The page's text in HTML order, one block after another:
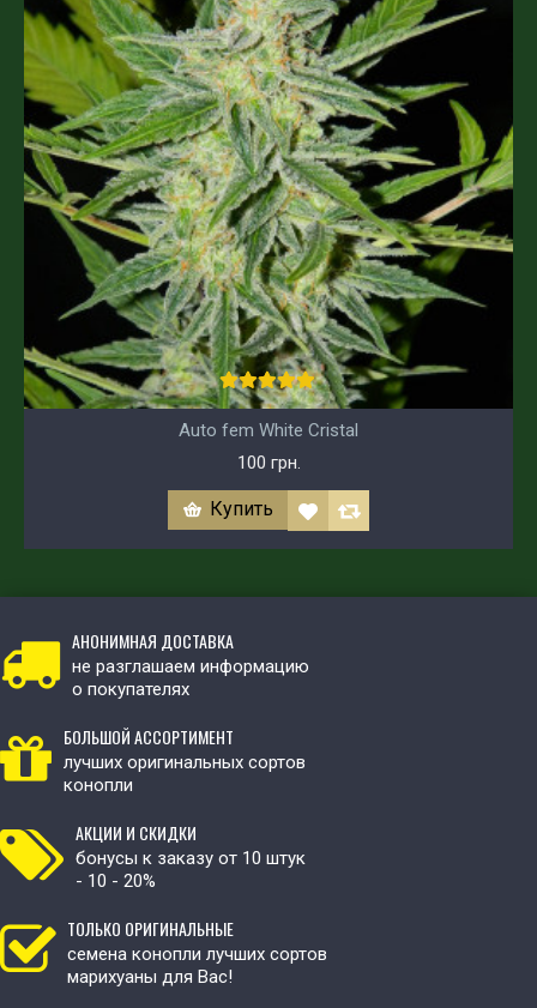
Auto fem White Cristal
100 грн.
Купить
АНОНИМНАЯ ДОСТАВКА
не разглашаем информацию
о покупателях
БОЛЬШОЙ АССОРТИМЕНТ
лучших оригинальных сортов
конопли
АКЦИИ И СКИДКИ
бонусы к заказу от 10 штук
- 10 - 20%
ТОЛЬКО ОРИГИНАЛЬНЫЕ
семена конопли лучших сортов
марихуаны для Вас!